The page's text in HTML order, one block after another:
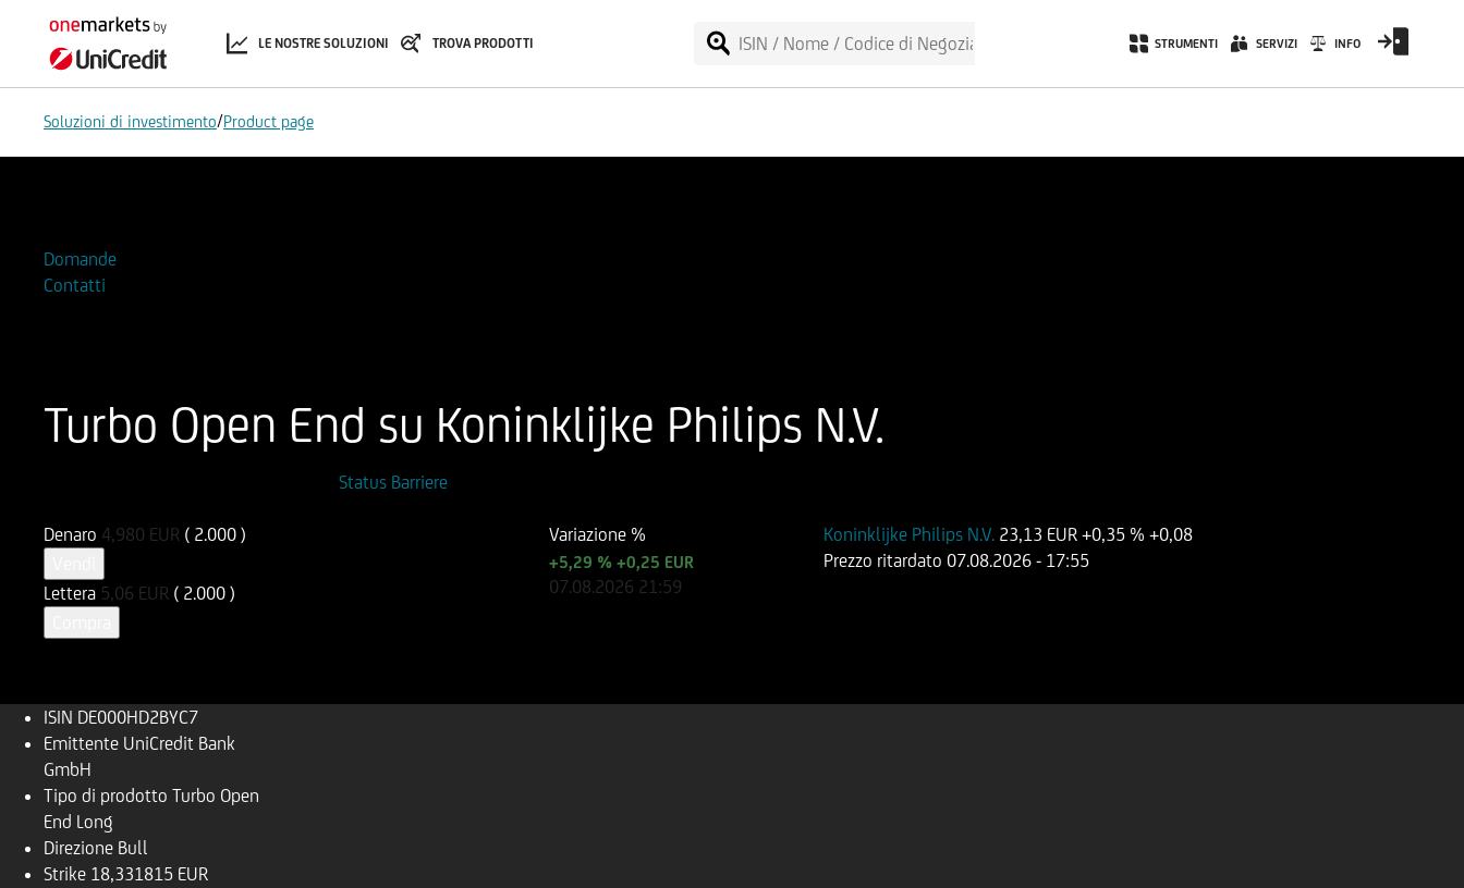
LE NOSTRE SOLUZIONI TROVA PRODOTTI STRUMENTI SERVIZI INFO
Soluzioni di investimento/Product page
Domande
Contatti
Turbo Open End su Koninklijke Philips N.V.
Status Barriere
Denaro 4,980 EUR ( 2.000 )
Lettera 5,06 EUR ( 2.000 )
Variazione %
+5,29 % +0,25 EUR
07.08.2026 21:59
Koninklijke Philips N.V. 23,13 EUR +0,35 %+0,08
Prezzo ritardato 07.08.2026 - 17:55
ISIN DE000HD2BYC7
Emittente UniCredit Bank
GmbH
Tipo di prodotto Turbo Open
End Long
Direzione Bull
Strike 18,331815 EUR